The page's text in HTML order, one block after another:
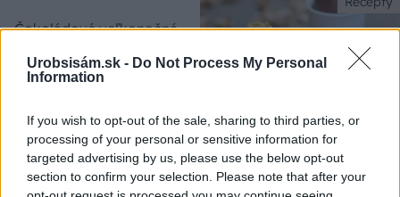
Urobsisám.sk - Do Not Process My Personal
Information
If you wish to opt-out of the sale, sharing to third parties, or
processing of your personal or sensitive information for
targeted advertising by us, please use the below opt-out
section to confirm your selection. Please note that after your
Čokoládové veľkonočné
krémom
Aktuality
Hobby magazín Postav
dom, zasaď strom 8/2014